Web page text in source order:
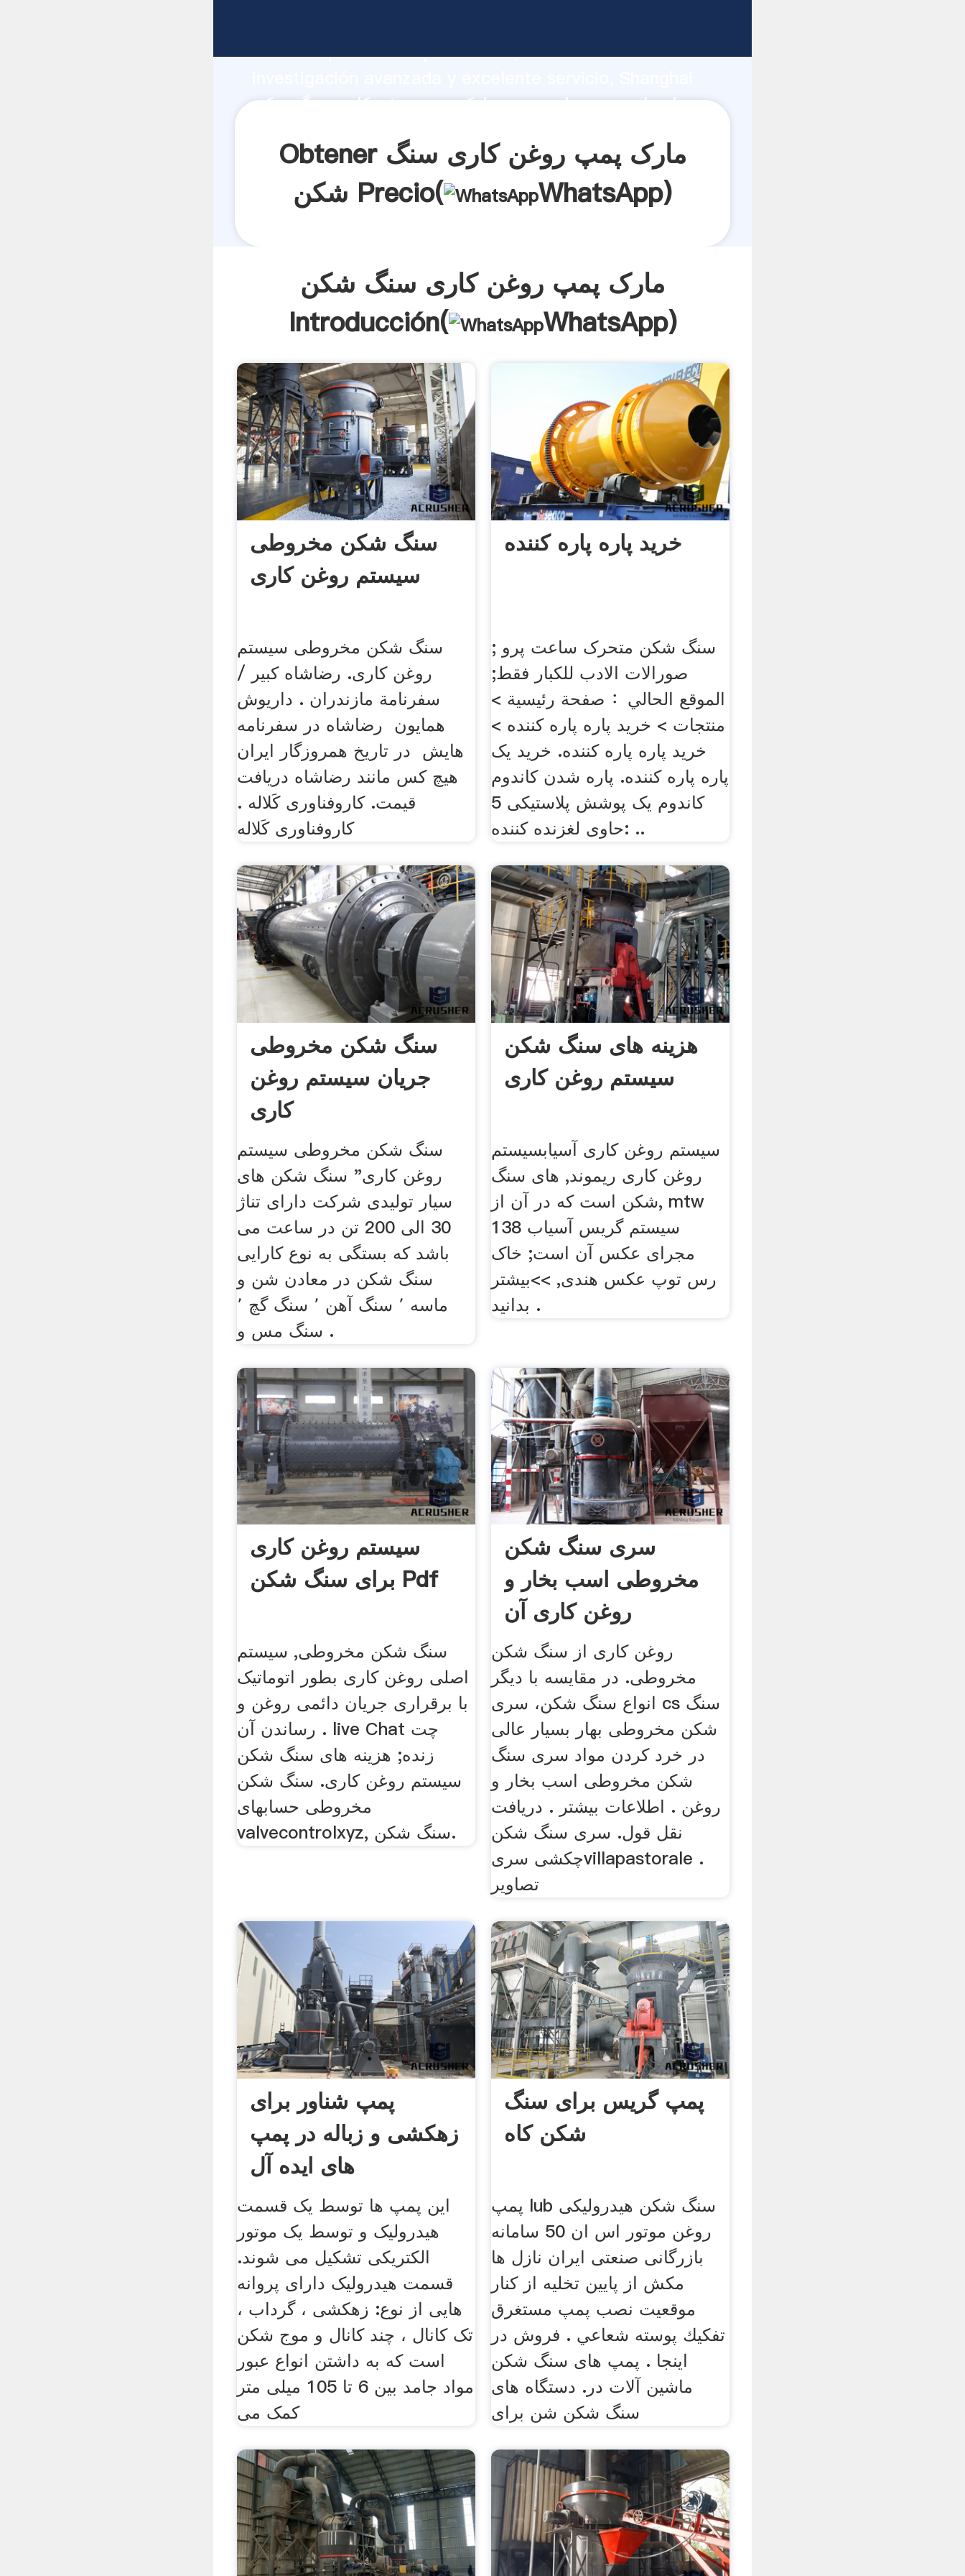
fuerte capacidad de producción, fuerza de
مارک پمپ روغن کاری سنگ شکن proveedor crea el valor y
Obtener مارک پمپ روغن کاری سنگ
شکن Precio(
WhatsApp)
مارک پمپ روغن کاری سنگ شکن
Introducción(
WhatsApp)
سنگ شکن مخروطی
سیستم روغن کاری
سنگ شکن مخروطی سیستم
روغن کاری. رضاشاه کبیر /
سفرنامة مازندران . داریوش
همایون ‌ رضاشاه در سفرنامه
هایش ‌ در تاریخ همروزگار ایران
هیچ کس مانند رضاشاه دریافت
قیمت. کاروفناوری کَلاله .
کاروفناوری کَلاله
خرید پاره پاره کننده
سنگ شکن متحرک ساعت پرو ;
صورالات الادب للكبار فقط;
الموقع الحالي： صفحة رئيسية >
منتجات > خرید پاره پاره کننده >
خرید پاره پاره کننده. خرید یک
پاره پاره کننده. پاره شدن کاندوم
کاندوم یک پوشش پلاستیکی 5
حاوی لغزنده کننده: ..
سنگ شکن مخروطی
جریان سیستم روغن
کاری
سنگ شکن مخروطی سیستم
روغن کاری" سنگ شکن های
سیار تولیدی شرکت دارای تناژ
30 الی 200 تن در ساعت می
باشد که بستگی به نوع کارایی
سنگ شکن در معادن شن و
ماسه ٬ سنگ آهن ٬ سنگ گچ ٬
سنگ مس و .
هزینه های سنگ شکن
سیستم روغن کاری
سیستم روغن کاری آسیابسیستم
روغن کاری ریموند, های سنگ
شکن است که در آن از, mtw
138 سیستم گریس آسیاب
مجرای عکس آن است; خاک
رس توپ عکس هندی, >>بیشتر
بدانید .
سیستم روغن کاری
برای سنگ شکن Pdf
سنگ شکن مخروطی, سیستم
اصلی روغن کاری بطور اتوماتیک
با برقراری جریان دائمی روغن و
رساندن آن . live Chat چت
زنده; هزینه های سنگ شکن
سیستم روغن کاری. سنگ شکن
مخروطی حسابهای
valvecontrolxyz, سنگ شکن.
سری سنگ شکن
مخروطی اسب بخار و
روغن کاری آن
روغن کاری از سنگ شکن
مخروطی. در مقایسه با دیگر
انواع سنگ شکن، سری cs سنگ
شکن مخروطی بهار بسیار عالی
در خرد کردن مواد سری سنگ
شکن مخروطی اسب بخار و
روغن . اطلاعات بیشتر . دریافت
نقل قول. سری سنگ شکن
چکشی سریvillapastorale .
تصاویر
پمپ شناور برای
زهکشی و زباله در پمپ
های ایده آل
این پمپ ها توسط یک قسمت
هیدرولیک و توسط یک موتور
الکتریکی تشکیل می شوند.
قسمت هیدرولیک دارای پروانه
هایی از نوع: زهکشی ، گرداب ،
تک کانال ، چند کانال و موج شکن
است که به داشتن انواع عبور
مواد جامد بین 6 تا 105 میلی متر
کمک می
پمپ گریس برای سنگ
شکن کاه
پمپ lub سنگ شکن هیدرولیکی
روغن موتور اس ان 50 سامانه
بازرگانی صنعتی ایران نازل ها
مكش از پايين تخليه از كنار
موقعيت نصب پمپ مستغرق
تفكيك پوسته شعاعي . فروش در
اینجا . پمپ های سنگ شکن
ماشین آلات در. دستگاه های
سنگ شکن شن برای